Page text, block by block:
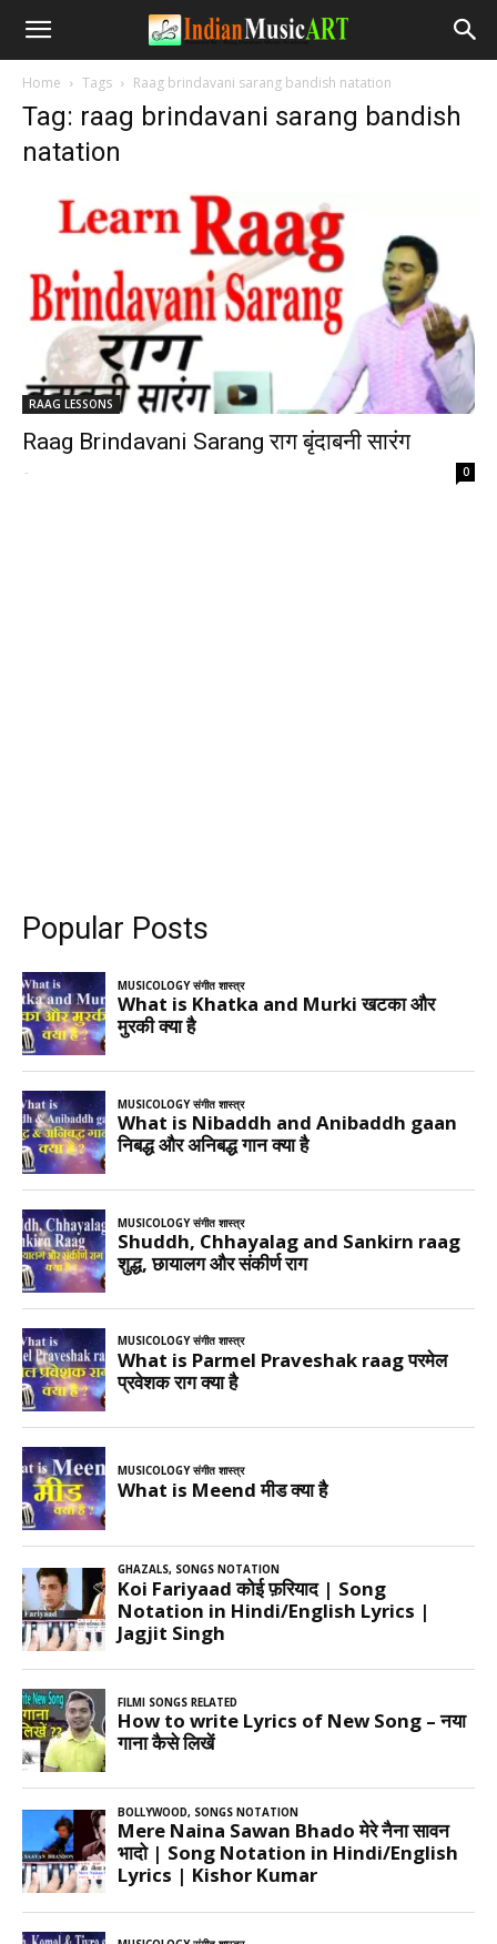
Home Tags Raag brindavani sarang bandish natation
Tag: raag brindavani sarang bandish
natation
RAAG LESSONS
Raag Brindavani Sarang राग बृंदाबनी सारंग
- 0
Popular Posts